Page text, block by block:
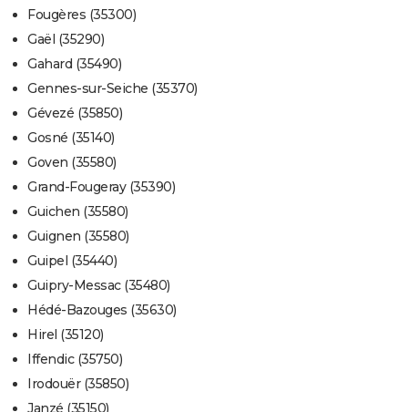
Fougères (35300)
Gaël (35290)
Gahard (35490)
Gennes-sur-Seiche (35370)
Gévezé (35850)
Gosné (35140)
Goven (35580)
Grand-Fougeray (35390)
Guichen (35580)
Guignen (35580)
Guipel (35440)
Guipry-Messac (35480)
Hédé-Bazouges (35630)
Hirel (35120)
Iffendic (35750)
Irodouër (35850)
Janzé (35150)